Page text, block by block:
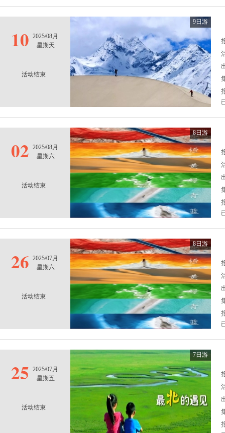
10 2025/08月
星期天
活动结束
9日游
02 2025/08月
星期六
活动结束
8日游
26 2025/07月
星期六
活动结束
8日游
25 2025/07月
星期五
活动结束
7日游